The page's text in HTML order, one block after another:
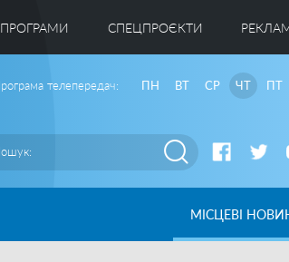
ПРОГРАМИ CПЕЦПРОЄКТИ
телепередач: ПН ВТ СР ЧТ ПТ
МІСЦЕВІ